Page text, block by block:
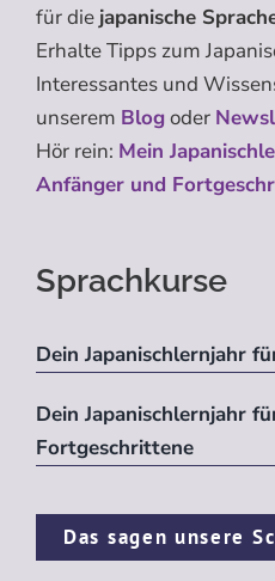
für die japanische
Erhalte Tipps zum
Interessantes und
unserem Blogoder
Hör rein: Mein
Anfänger und
Sprachkurse
Dein Japanischlernjahr
Dein Japanischlernjahr
Fortgeschrittene
Das sagen unsere